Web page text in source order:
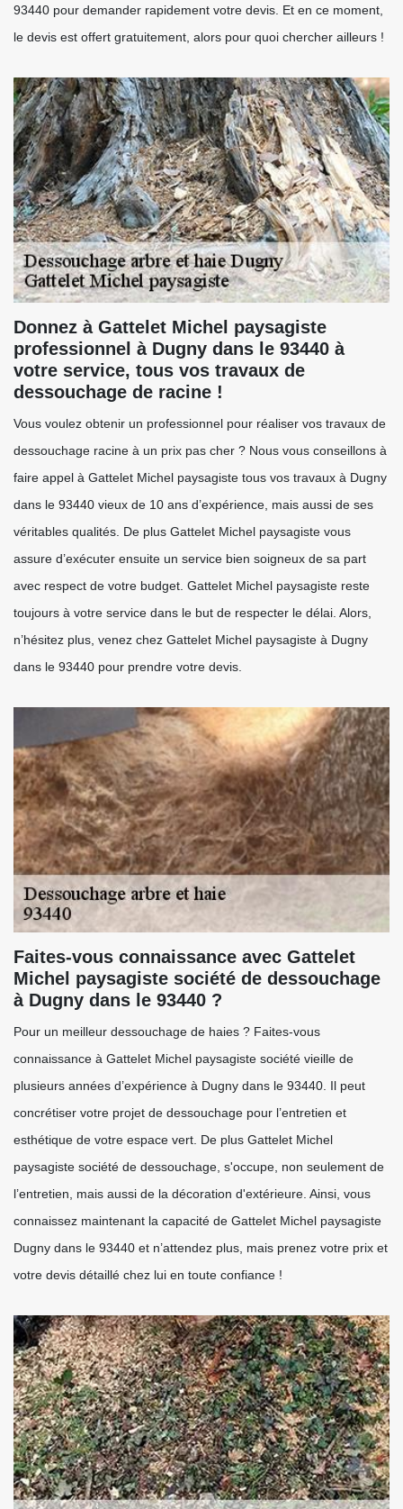
93440 pour demander rapidement votre devis. Et en ce moment,
le devis est offert gratuitement, alors pour quoi chercher ailleurs !
Donnez à Gattelet Michel paysagiste
professionnel à Dugny dans le 93440 à
votre service, tous vos travaux de
dessouchage de racine !
Vous voulez obtenir un professionnel pour réaliser vos travaux de
dessouchage racine à un prix pas cher ? Nous vous conseillons à
faire appel à Gattelet Michel paysagiste tous vos travaux à Dugny
dans le 93440 vieux de 10 ans d’expérience, mais aussi de ses
véritables qualités. De plus Gattelet Michel paysagiste vous
assure d’exécuter ensuite un service bien soigneux de sa part
avec respect de votre budget. Gattelet Michel paysagiste reste
toujours à votre service dans le but de respecter le délai. Alors,
n’hésitez plus, venez chez Gattelet Michel paysagiste à Dugny
dans le 93440 pour prendre votre devis.
Faites-vous connaissance avec Gattelet
Michel paysagiste société de dessouchage
à Dugny dans le 93440 ?
Pour un meilleur dessouchage de haies ? Faites-vous
connaissance à Gattelet Michel paysagiste société vieille de
plusieurs années d’expérience à Dugny dans le 93440. Il peut
concrétiser votre projet de dessouchage pour l’entretien et
esthétique de votre espace vert. De plus Gattelet Michel
paysagiste société de dessouchage, s'occupe, non seulement de
l’entretien, mais aussi de la décoration d'extérieure. Ainsi, vous
connaissez maintenant la capacité de Gattelet Michel paysagiste
Dugny dans le 93440 et n’attendez plus, mais prenez votre prix et
votre devis détaillé chez lui en toute confiance !